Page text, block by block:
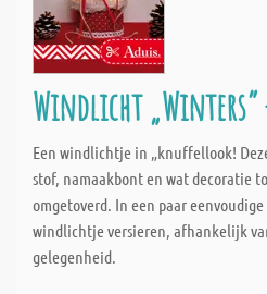
Windlicht
Een windlichtje in „knuffellook!
stof, namaakbont en wat decoratie
omgetoverd. In een paar
windlichtje versieren, afhankelijk
gelegenheid.